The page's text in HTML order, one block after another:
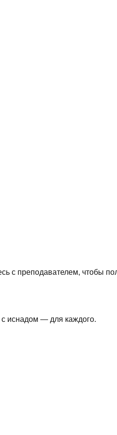
с преподавателем, чтобы
иснадом — для каждого.